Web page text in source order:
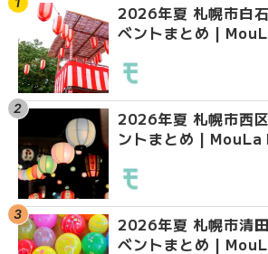
2026年夏 札幌市白
ベントまとめ |
2026年夏 札幌市西
ントまとめ | MouLa
2026年夏 札幌市清
ベントまとめ |
ン
【
ガ
ベ
【
ガ
ン
ベ